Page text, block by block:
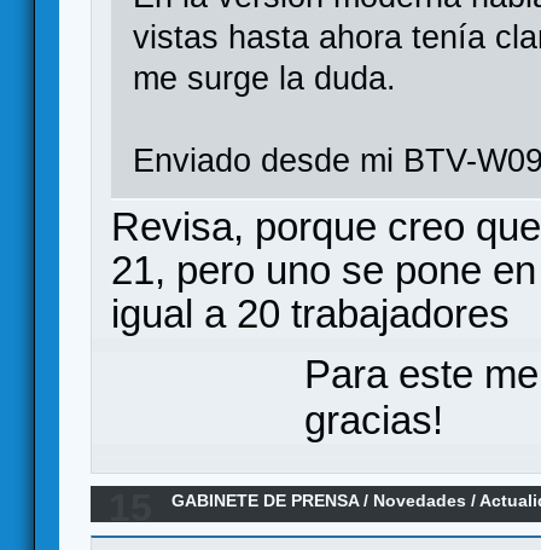
vistas hasta ahora tenía
me surge la duda.
Enviado desde mi BTV-
Revisa, porque creo
21, pero uno se pone
igual a 20 trabajadores
Para este
gracias!
GABINETE DE PRENSA/ Novedades /